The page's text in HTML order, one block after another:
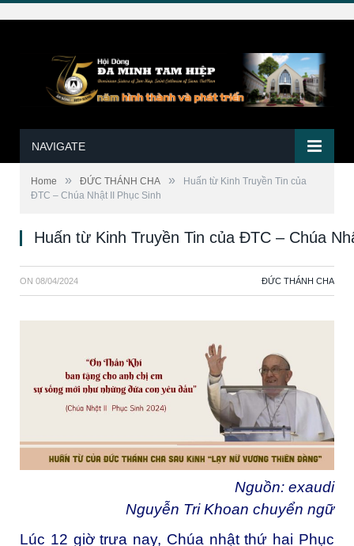
NAVIGATE
Home » ĐỨC THÁNH CHA »
Huấn từ Kinh Truyền Tin của
ĐTC – Chúa Nhật II Phục Sinh
Huấn từ Kinh Truyền Tin của ĐTC – Chúa
ON 08/04/2024 ĐỨC THÁNH CHA
Nguồn: exaudi
Nguyễn Tri Khoan chuyển ngữ
Lúc 12 giờ trưa nay, Chúa nhật thứ hai Phục